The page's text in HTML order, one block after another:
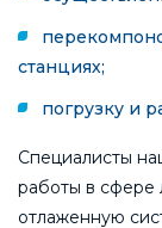
станциях;
погрузку и
Специалисты
работы в сфере
отлаженную